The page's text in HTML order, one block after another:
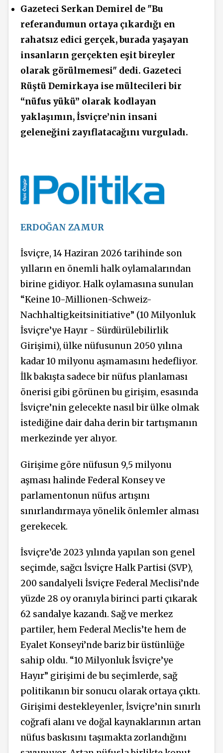
Gazeteci Serkan Demirel de "Bu
referandumun ortaya çıkardığı en
rahatsız edici gerçek, burada yaşayan
insanların gerçekten eşit bireyler
olarak görülmemesi" dedi. Gazeteci
Rüştü Demirkaya ise mültecileri bir
“nüfus yükü” olarak kodlayan
yaklaşımın,İsviçre’nin insani
geleneğini zayıflatacağını vurguladı.
ERDOĞAN ZAMUR
İsviçre, 14 Haziran 2026 tarihinde son
yılların en önemli halk oylamalarından
birine gidiyor. Halk oylamasına sunulan
“Keine 10-Millionen-Schweiz-
Nachhaltigkeitsinitiative” (10 Milyonluk
İsviçre’ye Hayır - Sürdürülebilirlik
Girişimi), ülke nüfusunun 2050 yılına
kadar 10 milyonu aşmamasını hedefliyor.
İlkbakışta sadece bir nüfus planlaması
önerisi gibi görünen bu girişim, esasında
İsviçre’nin gelecekte nasıl bir ülke olmak
istediğine dair daha derin bir tartışmanın
merkezinde yer alıyor.
Girişime göre nüfusun 9,5 milyonu
aşması halinde Federal Konsey ve
parlamentonun nüfus artışını
sınırlandırmaya yönelik önlemler alması
gerekecek.
İsviçre’de 2023 yılında yapılan son genel
seçimde, sağcı İsviçre Halk Partisi (SVP),
200 sandalyeli İsviçre Federal Meclisi’nde
yüzde 28 oy oranıyla birinci parti çıkarak
62 sandalye kazandı. Sağve merkez
partiler, hem Federal Meclis’te hem de
Eyalet Konseyi’nde bariz bir üstünlüğe
sahip oldu. “10 Milyonluk İsviçre’ye
Hayır” girişimi de bu seçimlerde, sağ
politikanın bir sonucu olarak ortaya çıktı.
Girişimi destekleyenler, İsviçre’nin sınırlı
coğrafi alanı ve doğal kaynaklarının artan
nüfus baskısını taşımakta zorlandığını